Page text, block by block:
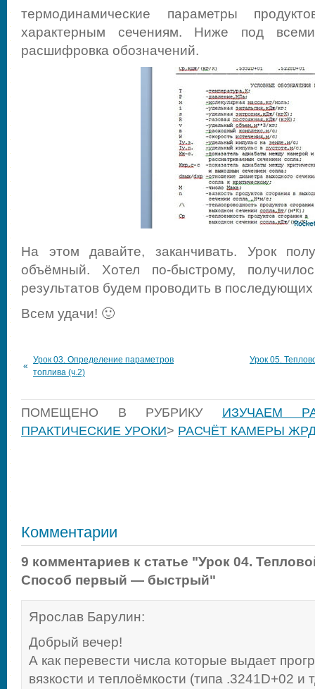
термодинамические параметры
характерным сечениям. Ниже под всеми
расшифровка обозначений.
На этом давайте, заканчивать. Урок
объёмный. Хотел по-быстрому,
результатов будем проводить в последующих
Всем удачи! 🙂
«
Урок 03. Определение параметров
топлива (ч.2)
Урок 05.
ПОМЕЩЕНО В РУБРИКУ ИЗУЧАЕМ
ПРАКТИЧЕСКИЕ УРОКИ> РАСЧЁТ КАМЕРЫ
Комментарии
9 комментариев к статье "Урок 04.
Способ первый — быстрый"
Ярослав Барулин:
Добрый вечер!
А как перевести числа которые выдает
вязкости и теплоёмкости (типа .3241D+02 и